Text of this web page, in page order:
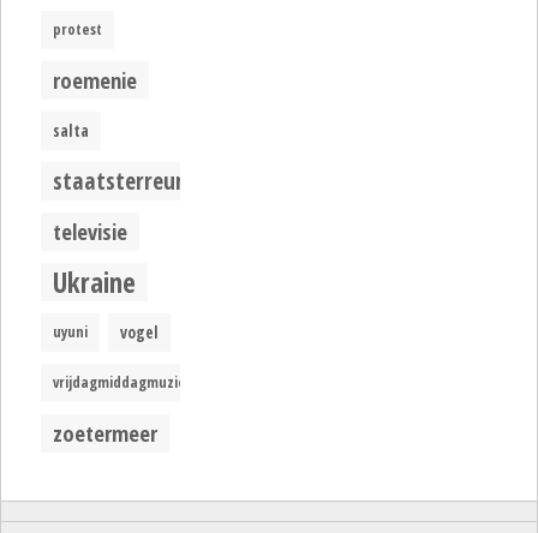
protest
roemenie
salta
staatsterreur
televisie
Ukraine
uyuni vogel
vrijdagmiddagmuziek
zoetermeer